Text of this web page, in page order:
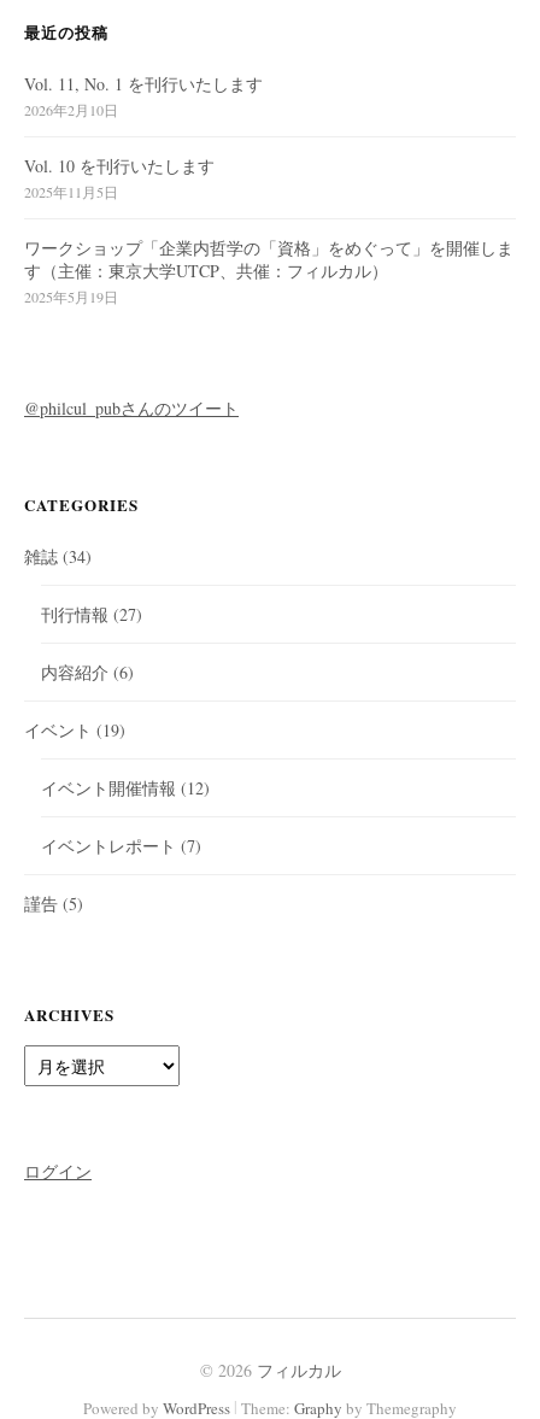
最近の投稿
Vol. 11, No. 1 を刊行いたします
2026年2月10日
Vol. 10 を刊行いたします
2025年11月5日
ワークショップ「企業内哲学の「資格」をめぐって」を開催しま
す（主催：東京大学UTCP、共催：フィルカル）
2025年5月19日
@philcul_pubさんのツイート
CATEGORIES
雑誌 (34)
刊行情報 (27)
内容紹介 (6)
イベント (19)
イベント開催情報 (12)
イベントレポート (7)
謹告 (5)
ARCHIVES
Archives
ログイン
© 2026 フィルカル
Powered by WordPress | Theme: Graphy by Themegraphy